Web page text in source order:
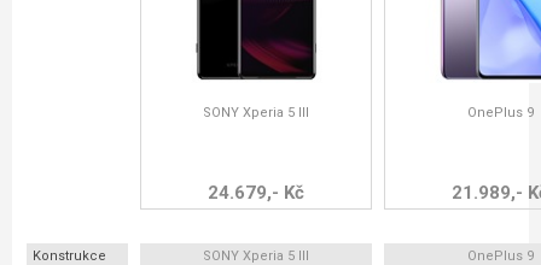
SONY Xperia 5 III
24.679,- Kč
OnePlus 9
21.989,-
Konstrukce SONY Xperia 5 III
OnePlus 9